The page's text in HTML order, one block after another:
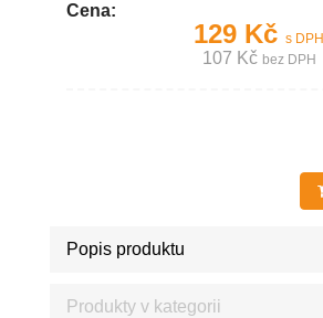
Cena:
129 Kč s DPH
107 Kč bez DPH
Popis produktu
Produkty v kategorii